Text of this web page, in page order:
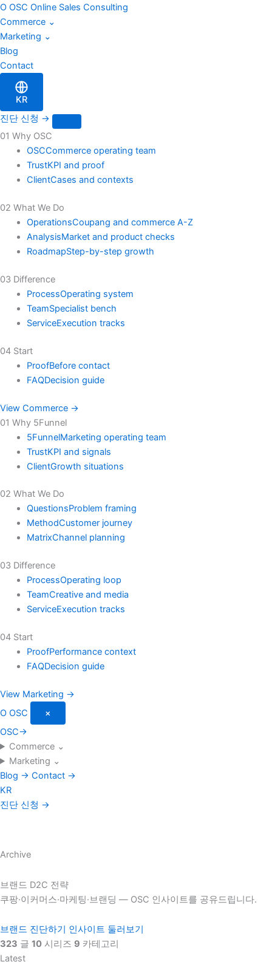
Skip
to
content
O OSC Online Sales Consulting
Commerce ⌄
Marketing ⌄
Blog
Contact
KR
진단 신청 →
01 Why OSC
OSCCommerce operating team
TrustKPI and proof
ClientCases and contexts
02 What We Do
OperationsCoupang and commerce A-Z
AnalysisMarket and product checks
RoadmapStep-by-step growth
03 Difference
ProcessOperating system
TeamSpecialist bench
ServiceExecution tracks
04 Start
ProofBefore contact
FAQDecision guide
View Commerce →
01 Why 5Funnel
5FunnelMarketing operating team
TrustKPI and signals
ClientGrowth situations
02 What We Do
QuestionsProblem framing
MethodCustomer journey
MatrixChannel planning
03 Difference
ProcessOperating loop
TeamCreative and media
ServiceExecution tracks
04 Start
ProofPerformance context
FAQDecision guide
View Marketing →
O OSC
×
OSC→
Commerce ⌄
Marketing ⌄
Blog → Contact →
KR
진단 신청 →
Archive
브랜드 D2C 전략
쿠팡·이커머스·마케팅·브랜딩 — OSC 인사이트를 공유드립니다.
브랜드 진단하기
인사이트 둘러보기
323 글 10 시리즈 9 카테고리
Latest
블
로
검
색